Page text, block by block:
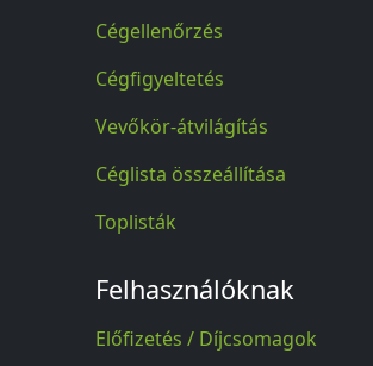
Cégellenőrzés
Cégfigyeltetés
Vevőkör-átvilágítás
Céglista összeállítása
Toplisták
Felhasználóknak
Előfizetés / Díjcsomagok